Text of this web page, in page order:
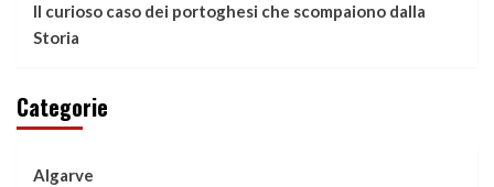
Il curioso caso dei portoghesi che scompaiono dalla
Storia
Categorie
Algarve